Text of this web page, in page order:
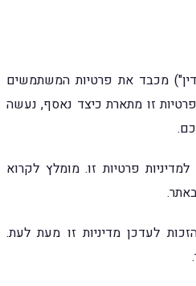
מכבד את פרטיות המשתמשים
זו מתארת כיצד נאסף, נעשה
פרטיות זו. מומלץ לקרוא
לעדכן מדיניות זו מעת לעת.